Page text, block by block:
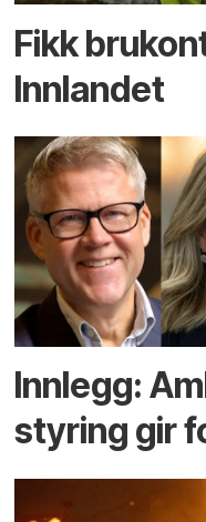
Fikk
Innlandet
Innlegg:
styring gir